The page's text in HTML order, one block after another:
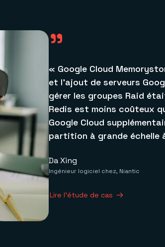
"
« Google Cloud
et l’ajout de serveurs
gérer les groupes Raid
Redis est moins coûteux
Google Cloud
partition à grande échelle
Da Xing
Ingénieur logiciel chez, Niantic
Lire l’étude de cas